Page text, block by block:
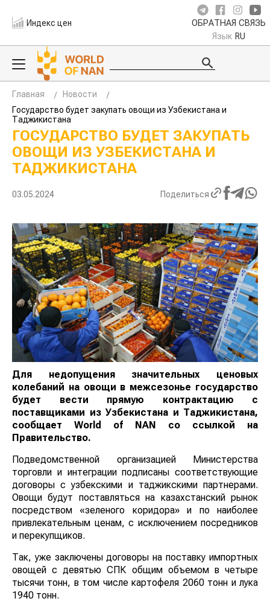
Индекс цен ОБРАТНАЯ СВЯЗЬ
Язык RU
Главная
Новости
Государство будет закупать овощи из Узбекистана и
Таджикистана
ГОСУДАРСТВО БУДЕТ ЗАКУПАТЬ
ОВОЩИ ИЗ УЗБЕКИСТАНА И
ТАДЖИКИСТАНА
03.05.2024 Поделиться
Для недопущения значительных ценовых
колебаний на овощи в межсезонье государство
будет вести прямую контрактацию с
поставщиками из Узбекистана и Таджикистана,
сообщает World of NAN со ссылкой на
Правительство.
Подведомственной организацией Министерства
торговли и интеграции подписаны соответствующие
договоры с узбекскими и таджикскими партнерами.
Овощи будут поставляться на казахстанский рынок
посредством «зеленого коридора» и по наиболее
привлекательным ценам, с исключением посредников
и перекупщиков.
Так, уже заключены договоры на поставку импортных
овощей с девятью СПК общим объемом в четыре
тысячи тонн, в том числе картофеля 2060 тонн и лука
1940 тонн.